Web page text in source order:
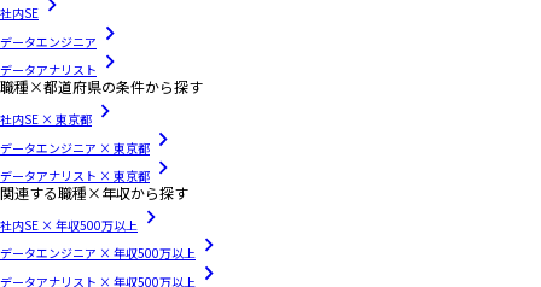
社内SE
データエンジニア
データアナリスト
職種×都道府県の条件から探す
社内SE × 東京都
データエンジニア × 東京都
データアナリスト × 東京都
関連する職種×年収から探す
社内SE × 年収500万以上
データエンジニア × 年収500万以上
データアナリスト × 年収500万以上